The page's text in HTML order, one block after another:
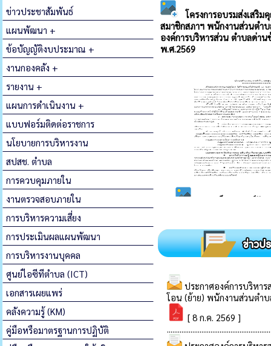
ข่าวประชาสัมพันธ์
แผนพัฒนา +
ข้อบัญญัติงบประมาณ +
งานกองคลัง +
รายงาน +
แผนการดำเนินงาน +
แบบฟอร์มติดต่อราชการ
นโยบายการบริหารงาน
สปสช. ตำบล
การควบคุมภายใน
งานตรวจสอบภายใน
การบริหารความเสี่ยง
การประเมินผลแผนพัฒนา
การบริหารงานบุคคล
ศูนย์ไอซีทีตำบล (ICT)
เอกสารเผยแพร่
คลังความรู้ (KM)
คู่มือหรือมาตรฐานการปฏิบัติ